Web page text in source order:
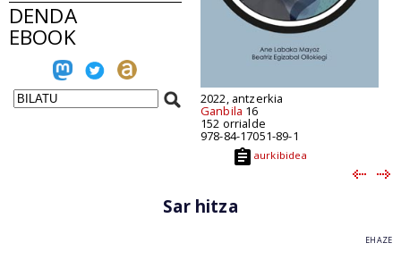
DENDA
EBOOK
2022, antzerkia
Ganbila 16
152 orrialde
978-84-17051-89-1
aurkibidea
Sar hitza
ehaze